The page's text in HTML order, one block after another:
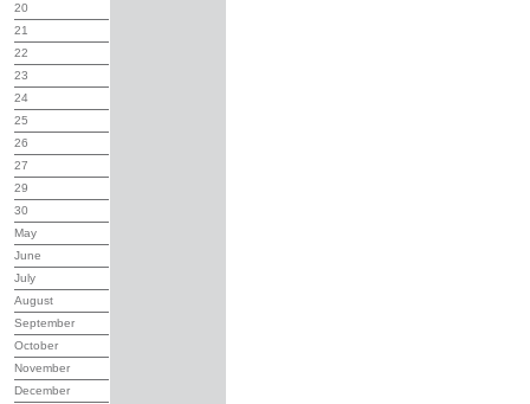
20
21
22
23
24
25
26
27
29
30
May
June
July
August
September
October
November
December